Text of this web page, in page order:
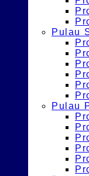
Pulau
Pulau